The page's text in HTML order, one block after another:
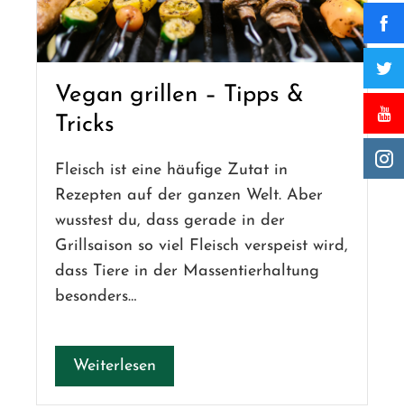
Vegan grillen – Tipps &
Tricks
Fleisch ist eine häufige Zutat in
Rezepten auf der ganzen Welt. Aber
wusstest du, dass gerade in der
Grillsaison so viel Fleisch verspeist wird,
dass Tiere in der Massentierhaltung
besonders…
Weiterlesen